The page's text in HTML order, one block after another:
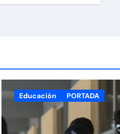
Educación PORTADA